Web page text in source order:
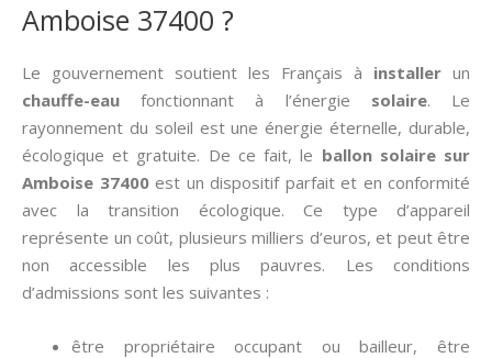
Amboise 37400 ?
Le gouvernement soutient les Français à installer un
chauffe-eau fonctionnant à l’énergie solaire. Le
rayonnement du soleil est une énergie éternelle, durable,
écologique et gratuite. De ce fait, le ballon solaire sur
Amboise 37400est un dispositif parfait et en conformité
avec la transition écologique. Ce type d’appareil
représente un coût, plusieurs milliers d’euros, et peut être
non accessible les plus pauvres. Les conditions
d’admissions sont les suivantes :
être propriétaire occupant ou bailleur, être